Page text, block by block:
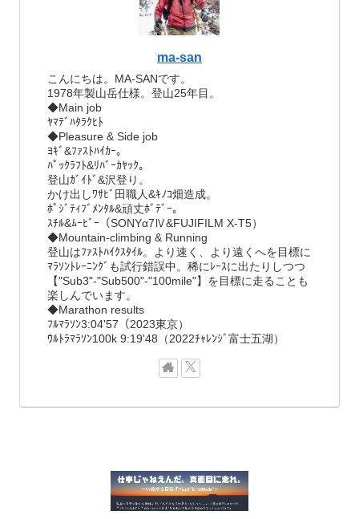
ma-san
こんにちは。MA-SANです。
1978年製山岳仕様。登山25年目。
◆Main job
ﾔﾏﾃﾞﾊﾀﾗｸﾋﾄ
◆Pleasure & Side job
ﾖｷﾞ&ﾌｧｽﾄﾊｲｶｰ。
ﾊﾟｯｸﾗﾌﾄ&ﾘﾊﾞｰｶﾔｯｸ。
登山ｶﾞｲﾄﾞ&沢登り。
かけ出しﾜｻﾋﾞ田職人&ｷﾉｺ畑造成。
ﾎﾟｼﾞﾃｨﾌﾞﾒﾝﾀﾙ&頑丈ﾎﾞﾃﾞｰ。
ｽﾁﾙ&ﾑｰﾋﾞｰ（SONYα7Ⅳ&FUJIFILM X-T5）
◆Mountain-climbing & Running
登山はﾌｧｽﾄﾊｲｸｽﾀｲﾙ。より速く、より遠くへを目標に
ﾏﾗｿﾝﾄﾚｰﾆﾝｸﾞも試行錯誤中。稀にﾚｰｽに出たりしつつ
【"Sub3"-"Sub500"-"100mile"】を目標に走ることも
楽しんでいます。
◆Marathon results
ﾌﾙﾏﾗｿﾝ3:04'57（2023東京）
ｳﾙﾄﾗﾏﾗｿﾝ100k 9:19'48（2022ﾁｬﾚﾝｼﾞ富士五湖）